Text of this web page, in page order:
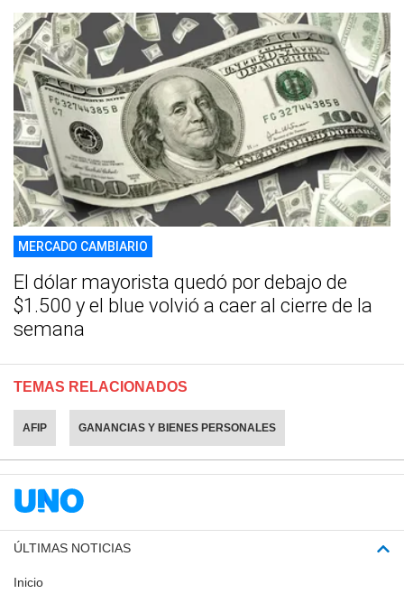
MERCADO CAMBIARIO
El dólar mayorista quedó por debajo de
$1.500 y el blue volvió a caer al cierre de la
semana
TEMAS RELACIONADOS
AFIP GANANCIAS Y BIENES PERSONALES
ÚLTIMAS NOTICIAS
Inicio